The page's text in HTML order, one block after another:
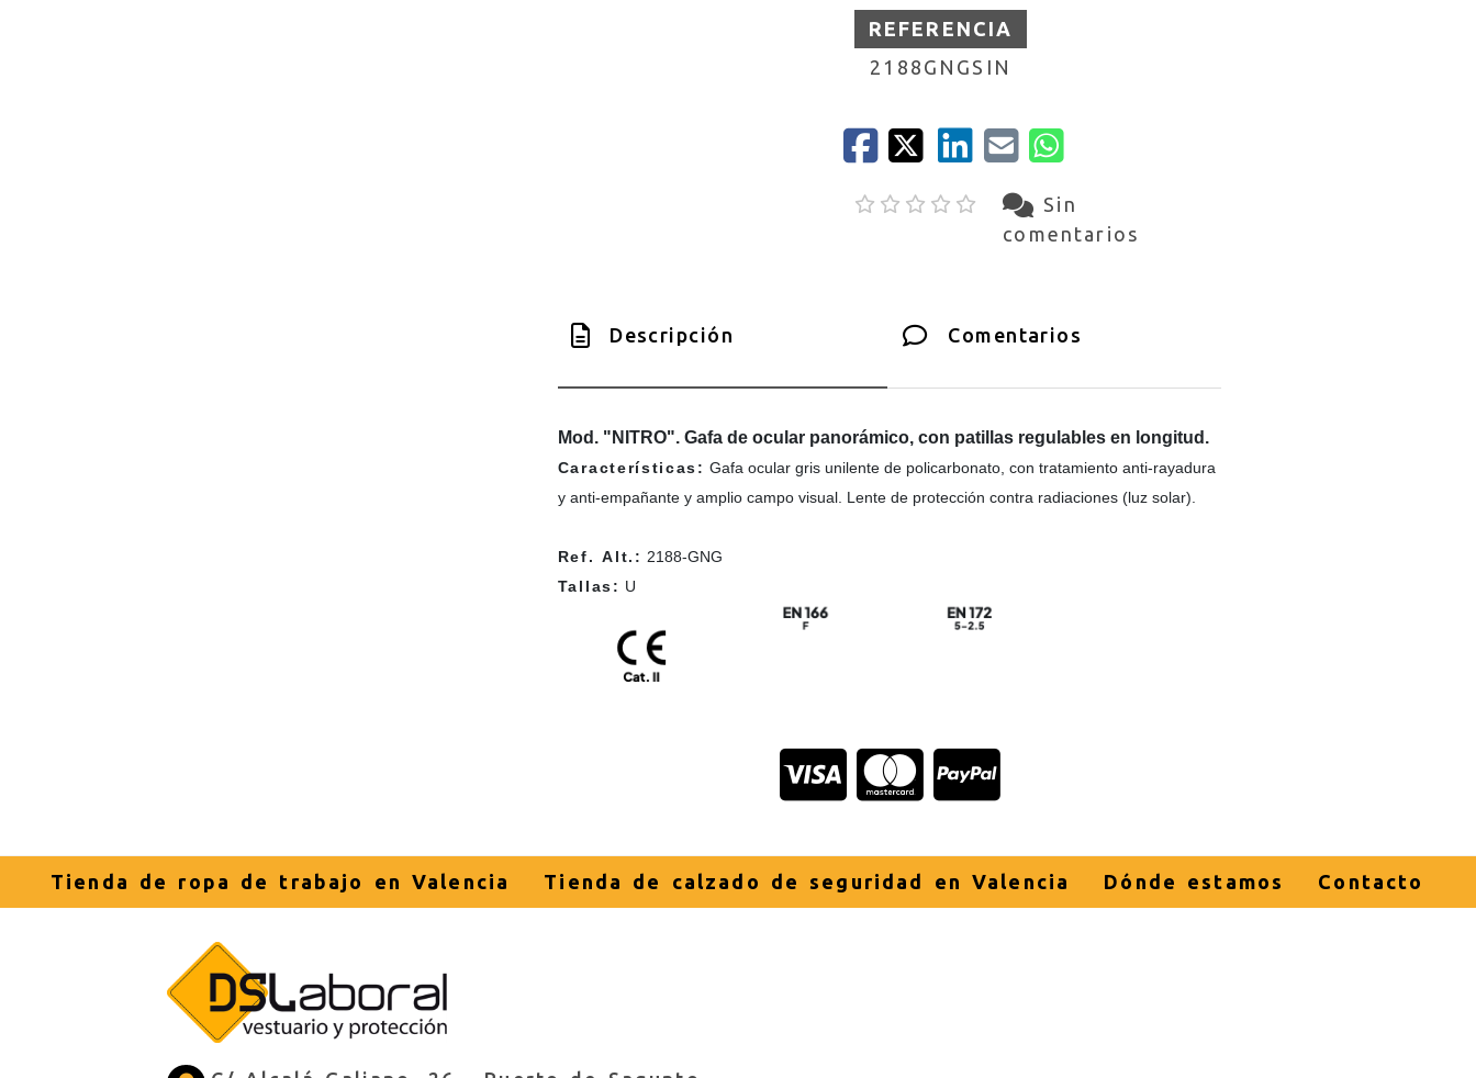
REFERENCIA
2188GNGSIN
Sin
comentarios
Descripción Comentarios
Mod. "NITRO". Gafa de ocular panorámico, con patillas regulables en longitud.
Características: Gafa ocular gris unilente de policarbonato, con tratamiento anti-rayadura
y anti-empañante y amplio campo visual. Lente de protección contra radiaciones (luz solar).
Ref. Alt.: 2188-GNG
Tallas: U
Tienda de ropa de trabajo en Valencia Tienda de calzado de seguridad en Valencia Dónde estamos Contacto